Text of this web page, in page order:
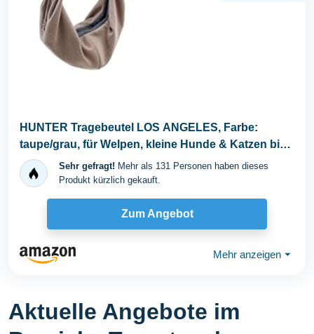
HUNTER Tragebeutel LOS ANGELES, Farbe:
taupe/grau, für Welpen, kleine Hunde & Katzen bis
8 kg...
Sehr gefragt! Mehr als 131 Personen haben dieses
Produkt kürzlich gekauft.
Zum Angebot
Mehr anzeigen ⏷
Aktuelle Angebote im